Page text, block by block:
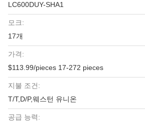
LC600DUY-SHA1
모크:
17개
가격:
$113.99/pieces 17-272 pieces
지불 조건:
T/T,D/P,웨스턴 유니온
공급 능력: